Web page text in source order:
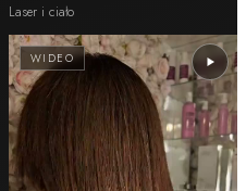
Laser i ciało
WIDEO